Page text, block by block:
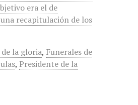
era el de
recapitulación de los
de la gloria, Funerales de
, Presidente de la